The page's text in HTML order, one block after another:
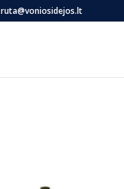
ruta@voniosidejos.lt